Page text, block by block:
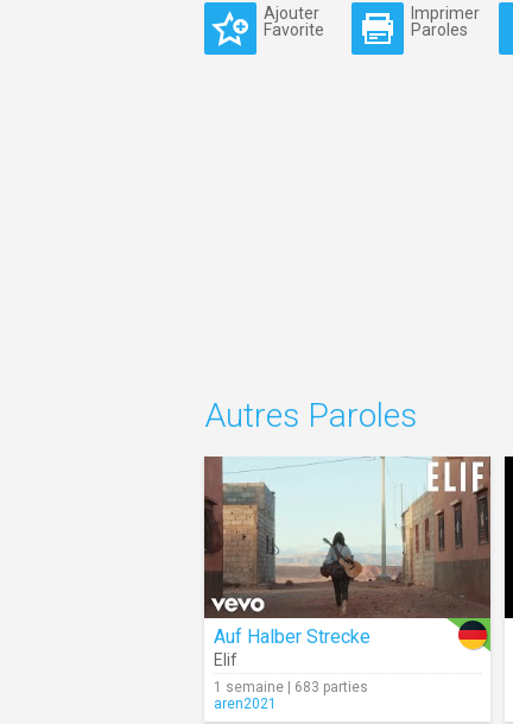
Ajouter
Favorite
Imprimer
Paroles
Autres Paroles
Auf Halber Strecke
Elif
1 semaine | 683 parties
aren2021